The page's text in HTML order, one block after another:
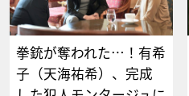
拳銃が奪われた…！有希
子（天海祐希）、完成